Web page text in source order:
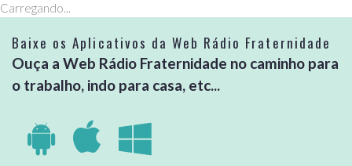
Carregando...
Baixe os Aplicativos da Web Rádio Fraternidade
Ouça a Web Rádio Fraternidade no caminho para
o trabalho, indo para casa, etc...